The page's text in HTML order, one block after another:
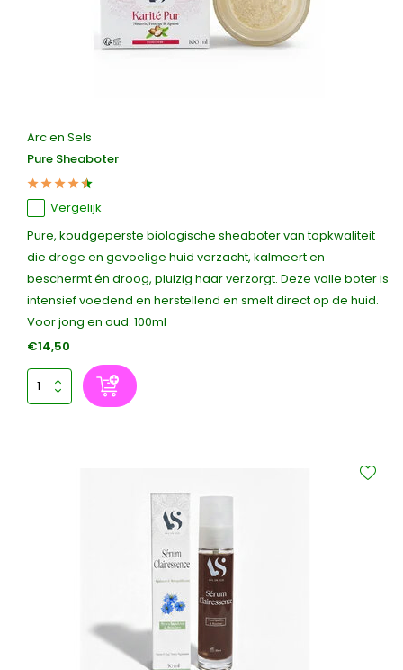
Arc en Sels
Pure Sheaboter
Vergelijk
Pure, koudgeperste biologische sheaboter van topkwaliteit
die droge en gevoelige huid verzacht, kalmeert en
beschermt én droog, pluizig haar verzorgt. Deze volle boter is
intensief voedend en herstellend en smelt direct op de huid.
Voor jong en oud. 100ml
€14,50